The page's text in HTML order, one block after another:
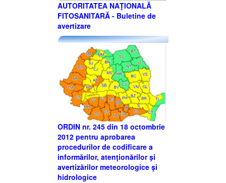
AUTORITATEA NAŢIONALĂ
FITOSANITARĂ - Buletine de
avertizare
ORDIN nr. 245 din 18 octombrie
2012 pentru aprobarea
procedurilor de codificare a
informărilor, atenţionărilor şi
avertizărilor meteorologice şi
hidrologice